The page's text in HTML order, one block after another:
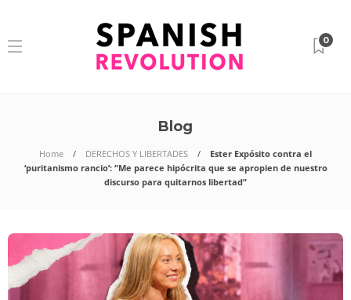
0
Blog
Home DERECHOS Y LIBERTADES
Ester Expósito contra el
‘puritanismo rancio’: “Me parece hipócrita que se apropien de nuestro
discurso para quitarnos libertad”